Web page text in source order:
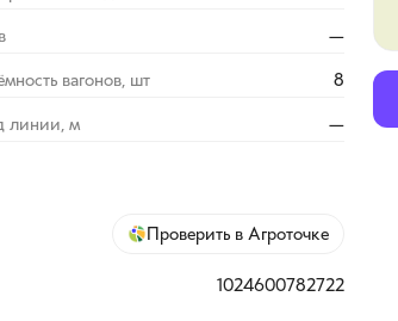
—
вагонов, шт 8
линии, м —
Проверить в Агроточке
1024600782722